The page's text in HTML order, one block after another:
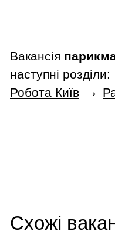
Вакансія
наступні розділи:
Робота Київ →
Схожі